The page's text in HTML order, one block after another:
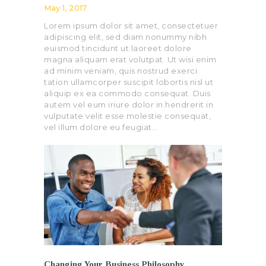
May 1, 2017
Lorem ipsum dolor sit amet, consectetuer
adipiscing elit, sed diam nonummy nibh
euismod tincidunt ut laoreet dolore
magna aliquam erat volutpat. Ut wisi enim
ad minim veniam, quis nostrud exerci
tation ullamcorper suscipit lobortis nisl ut
aliquip ex ea commodo consequat. Duis
autem vel eum iriure dolor in hendrerit in
vulputate velit esse molestie consequat,
vel illum dolore eu feugiat…